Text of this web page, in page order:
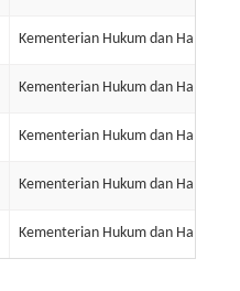
Kementerian Hukum dan Ham RI
Kementerian Hukum dan Ham RI
Kementerian Hukum dan Ham RI
Kementerian Hukum dan Ham RI
Kementerian Hukum dan Ham RI